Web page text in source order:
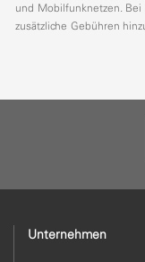
und Mobilfunknetzen.
zusätzliche Gebühren
Unternehmen